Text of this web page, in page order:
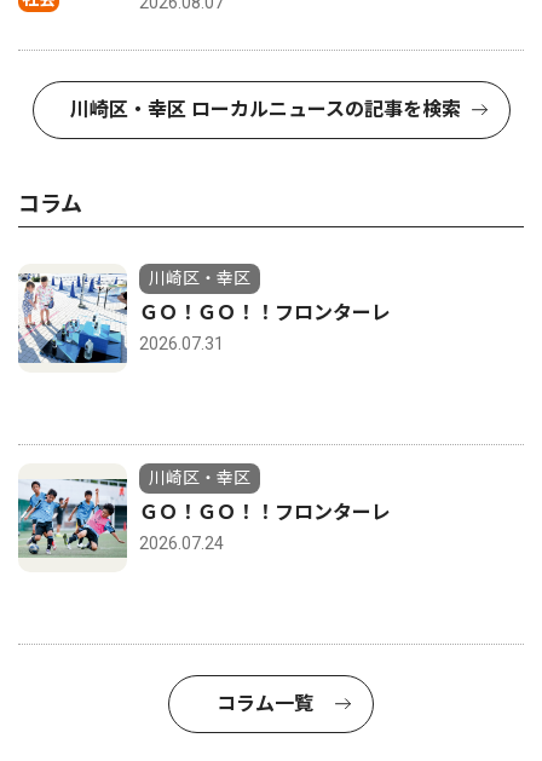
川崎区・幸区 ローカルニュースの記事を検索
コラム
川崎区・幸区
ＧＯ！ＧＯ！！フロンターレ
2026.07.31
川崎区・幸区
ＧＯ！ＧＯ！！フロンターレ
2026.07.24
コラム一覧